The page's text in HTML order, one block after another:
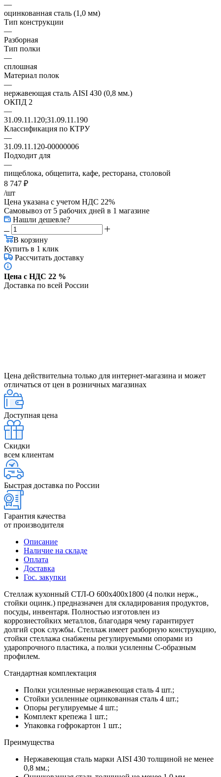
—
оцинкованная сталь (1,0 мм)
Тип конструкции
—
Разборная
Тип полки
—
сплошная
Материал полок
—
нержавеющая сталь AISI 430 (0,8 мм.)
ОКПД 2
—
31.09.11.120;31.09.11.190
Классификация по КТРУ
—
31.09.11.120-00000006
Подходит для
—
пищеблока, общепита, кафе, ресторана, столовой
8 747 ₽
/шт
Цена указана с учетом НДС 22%
Самовывоз от 5 рабочих дней в 1 магазине
Нашли дешевле?
В корзину
Купить в 1 клик
Рассчитать доставку
Цена с НДС 22 %
Доставка по всей России
Цена действительна только для интернет-магазина и может
отличаться от цен в розничных магазинах
Доступная цена
Скидки
всем клиентам
Быстрая доставка по России
Гарантия качества
от производителя
Описание
Наличие на складе
Оплата
Доставка
Гос. закупки
Стеллаж кухонный СТЛ-О 600х400х1800 (4 полки нерж.,
стойки оцинк.) предназначен для складирования продуктов,
посуды, инвентаря. Полностью изготовлен из
коррозиестойких металлов, благодаря чему гарантирует
долгий срок службы. Стеллаж имеет разборную конструкцию,
стойки стеллажа снабжены регулируемыми опорами из
ударопрочного пластика, а полки усиленны С-образным
профилем.
Стандартная комплектация
Полки усиленные нержавеющая сталь 4 шт.;
Стойки усиленные оцинкованная сталь 4 шт.;
Опоры регулируемые 4 шт.;
Комплект крепежа 1 шт.;
Упаковка гофрокартон 1 шт.;
Преимущества
Нержавеющая сталь марки AISI 430 толщиной не менее
0,8 мм.;